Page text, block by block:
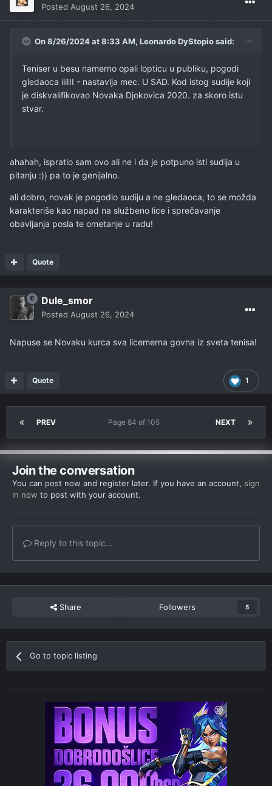
Posted August 26, 2024
On 8/26/2024 at 8:33 AM, Leonardo DyStopiosaid:
Teniser u besu namerno opali lopticu u publiku, pogodi
gledaoca iiiIII - nastavlja mec. U SAD. Kod istog sudije koji
je diskvalifikovao Novaka Djokovica 2020. za skoro istu
stvar.
ahahah, ispratio sam ovo ali ne i da je potpuno isti sudija u
pitanju :)) pa to je genijalno.
ali dobro, novak je pogodio sudiju a ne gledaoca, to se možda
karakteriše kao napad na službeno lice i sprečavanje
obavljanja posla te ometanje u radu!
Quote
Dule_smor
Posted August 26, 2024
Napuse se Novaku kurca sva licemerna govna iz sveta tenisa!
1
Quote
PREV NEXT
Page 84 of 105
Join the conversation
You can post now and register later. If you have an account, sign
in now to post with your account.
Reply to this topic...
Share Followers 5
Go to topic listing